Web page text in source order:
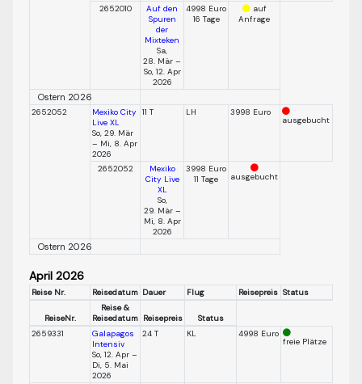
2652010
Auf den
Spuren
der
Mixteken
Sa,
28. Mär –
So, 12. Apr
2026
4998 Euro
16 Tage
auf
Anfrage
Ostern 2026
2652052
Mexiko City
Live XL
So, 29. Mär
– Mi, 8. Apr
2026
11 T LH 3998 Euro
ausgebucht
2652052
Mexiko
City Live
XL
So,
29. Mär –
Mi, 8. Apr
2026
3998 Euro
11 Tage
ausgebucht
Ostern 2026
April 2026
Reise Nr. Reisedatum Dauer Flug Reisepreis Status
ReiseNr.
Reise &
Reisedatum Reisepreis
Status
2659331
Galapagos
Intensiv
So, 12. Apr –
Di, 5. Mai
2026
24 T KL 4998 Euro
freie Plätze